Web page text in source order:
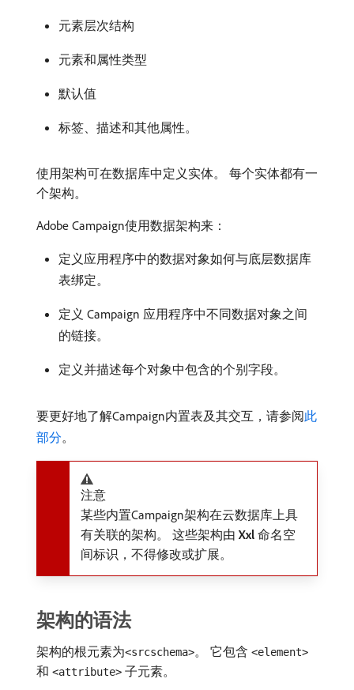
元素层次结构
元素和属性类型
默认值
标签、描述和其他属性。
使用架构可在数据库中定义实体。 每个实体都有一
个架构。
Adobe Campaign使用数据架构来：
定义应用程序中的数据对象如何与底层数据库
表绑定。
定义 Campaign 应用程序中不同数据对象之间
的链接。
定义并描述每个对象中包含的个别字段。
要更好地了解Campaign内置表及其交互，请参阅此
部分。
注意
某些内置Campaign架构在云数据库上具
有关联的架构。 这些架构由​ Xxl ​命名空
间标识，不得修改或扩展。
架构的语法
架构的根元素为​<srcschema>。 它包含​ <element>
和​ <attribute> ​子元素。